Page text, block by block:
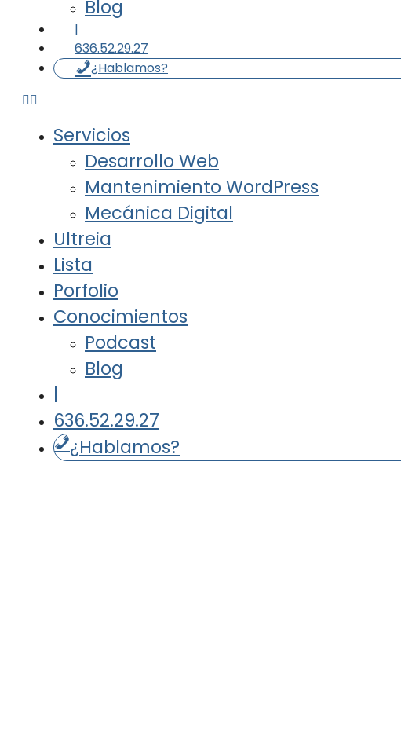
Blog
|
636.52.29.27
¿Hablamos?
Servicios
Desarrollo Web
Mantenimiento WordPress
Mecánica Digital
Ultreia
Lista
Porfolio
Conocimientos
Podcast
Blog
|
636.52.29.27
¿Hablamos?